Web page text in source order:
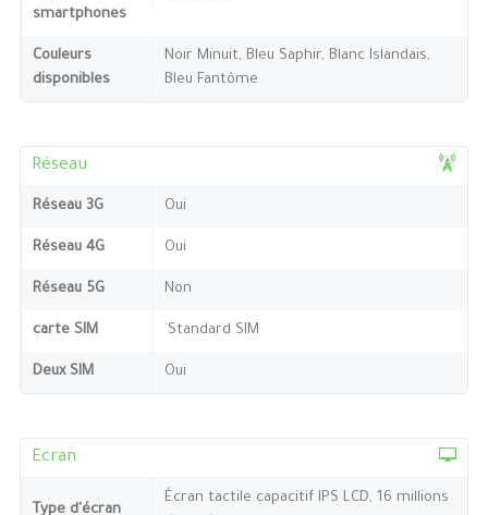
smartphones
Couleurs
disponibles
Noir Minuit, Bleu Saphir, Blanc Islandais,
Bleu Fantôme
Réseau
Réseau 3G Oui
Réseau 4G Oui
Réseau 5G Non
carte SIM `Standard SIM
Deux SIM Oui
Ecran
Type d'écran
Écran tactile capacitif IPS LCD, 16 millions